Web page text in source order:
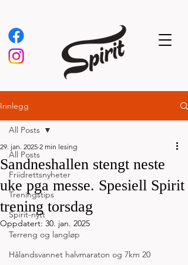
Innlegg
All Posts
Friidrettsnyheter
Treningstips
Spirit-nytt
Terreng og langløp
Hålandsvannet halvmaraton og 7km 20
All Posts
Sandneshallen stengt neste
uke pga messe. Spesiell Spirit
trening torsdag
29. jan. 2025 2 min lesing
Oppdatert: 30. jan. 2025